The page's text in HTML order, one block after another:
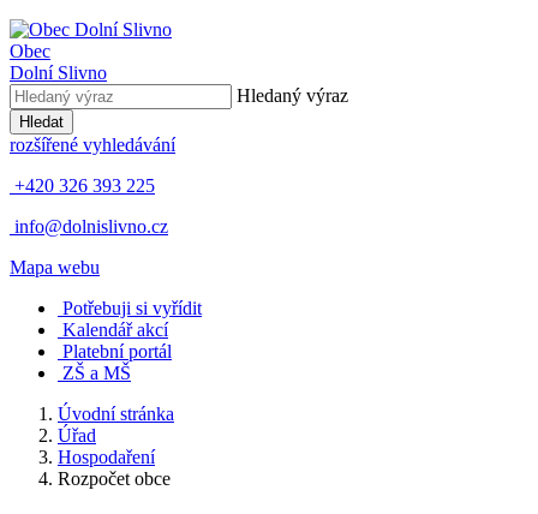
Obec
Dolní Slivno
Hledaný výraz
Hledat
rozšířené vyhledávání
+420 326 393 225
info@dolnislivno.cz
Mapa webu
Potřebuji si vyřídit
Kalendář akcí
Platební portál
ZŠ a MŠ
Úvodní stránka
Úřad
Hospodaření
Rozpočet obce